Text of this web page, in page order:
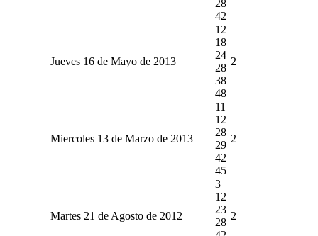
28
42
Jueves 16 de Mayo de 2013
12
18
24
28
38
48
2
Miercoles 13 de Marzo de 2013
11
12
28
29
42
45
2
Martes 21 de Agosto de 2012
3
12
23
28
2